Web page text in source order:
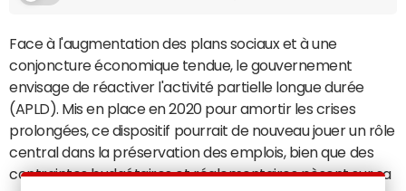
Face à l'augmentation des plans sociaux et à une
conjoncture économique tendue, le gouvernement
envisage de réactiver l'activité partielle longue durée
(APLD). Mis en place en 2020 pour amortir les crises
prolongées, ce dispositif pourrait de nouveau jouer un rôle
central dans la préservation des emplois, bien que des
contraintes budgétaires et réglementaires pèsent sur sa